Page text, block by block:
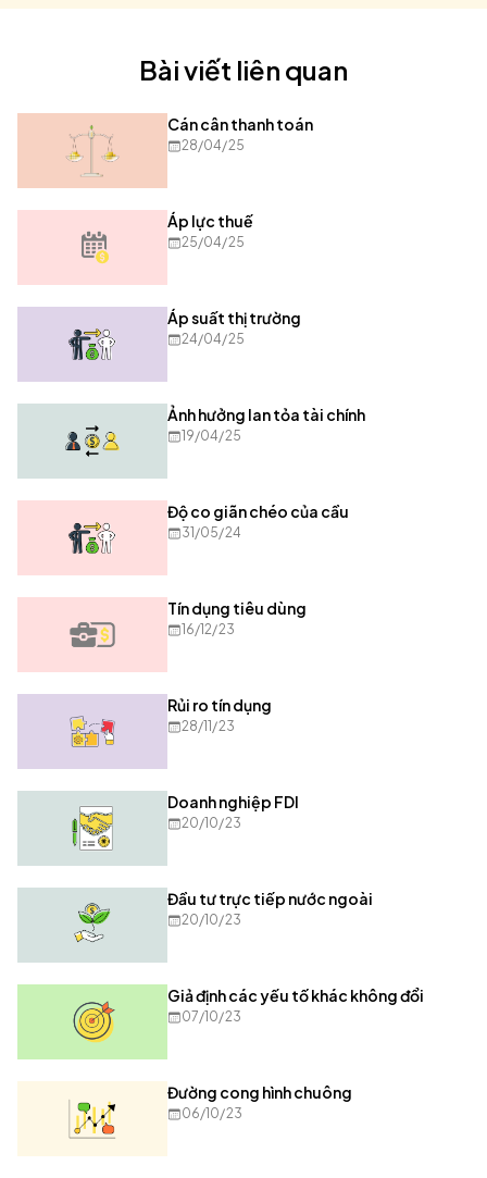
Bài viết liên quan
Cán cân thanh toán
28/04/25
Áp lực thuế
25/04/25
Áp suất thị trường
24/04/25
Ảnh hưởng lan tỏa tài chính
19/04/25
Độ co giãn chéo của cầu
31/05/24
Tín dụng tiêu dùng
16/12/23
Rủi ro tín dụng
28/11/23
Doanh nghiệp FDI
20/10/23
Đầu tư trực tiếp nước ngoài
20/10/23
Giả định các yếu tố khác không đổi
07/10/23
Đường cong hình chuông
06/10/23